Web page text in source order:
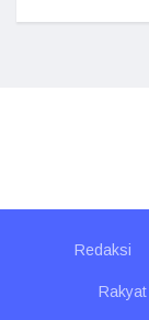
Redaksi